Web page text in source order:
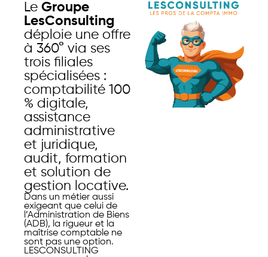
Le Groupe
LesConsulting
déploie une offre
à 360° via ses
trois filiales
spécialisées :
comptabilité 100
% digitale,
assistance
administrative
et juridique,
audit, formation
et solution de
gestion locative.
Dans un métier aussi
exigeant que celui de
l’Administration de Biens
(ADB), la rigueur et la
maîtrise comptable ne
sont pas une option.
LESCONSULTING